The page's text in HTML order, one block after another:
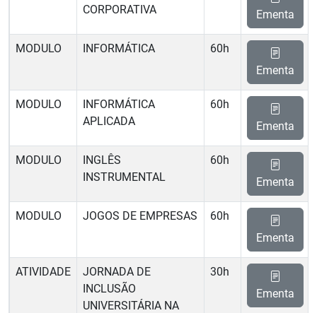
CORPORATIVA
Ementa
MODULO INFORMÁTICA
60h
Ementa
MODULO
INFORMÁTICA
APLICADA
60h
Ementa
MODULO
INGLÊS
INSTRUMENTAL
60h
Ementa
MODULO JOGOS DE EMPRESAS
60h
Ementa
ATIVIDADE
JORNADA DE
INCLUSÃO
UNIVERSITÁRIA NA
30h
Ementa